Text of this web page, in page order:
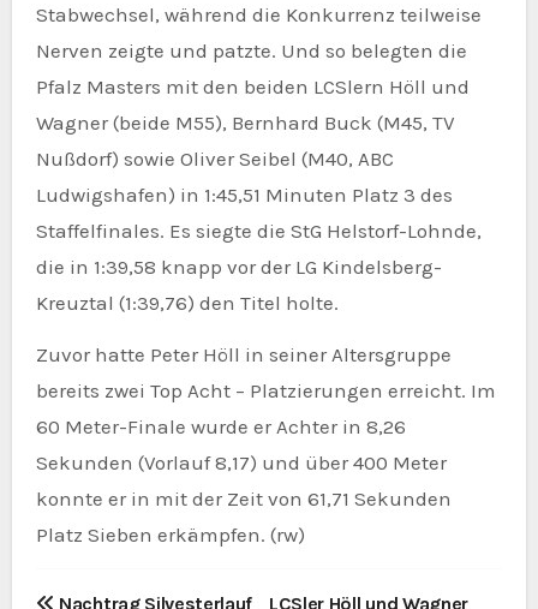
Stabwechsel, während die Konkurrenz teilweise
Nerven zeigte und patzte. Und so belegten die
Pfalz Masters mit den beiden LCSlern Höll und
Wagner (beide M55), Bernhard Buck (M45, TV
Nußdorf) sowie Oliver Seibel (M40, ABC
Ludwigshafen) in 1:45,51 Minuten Platz 3 des
Staffelfinales. Es siegte die StG Helstorf-Lohnde,
die in 1:39,58 knapp vor der LG Kindelsberg-
Kreuztal (1:39,76) den Titel holte.
Zuvor hatte Peter Höll in seiner Altersgruppe
bereits zwei Top Acht – Platzierungen erreicht. Im
60 Meter-Finale wurde er Achter in 8,26
Sekunden (Vorlauf 8,17) und über 400 Meter
konnte er in mit der Zeit von 61,71 Sekunden
Platz Sieben erkämpfen. (rw)
Nachtrag Silvesterlauf LCSler Höll und Wagner